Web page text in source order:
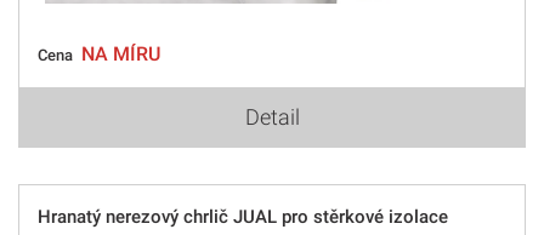
Cena NA MÍRU
Detail
Hranatý nerezový chrlič JUAL pro stěrkové izolace